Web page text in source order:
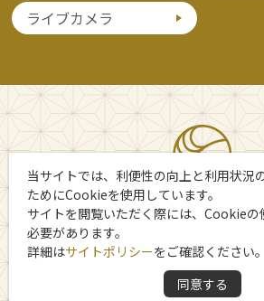
ライブカメラ
Copyright 日光市観光協
当サイトでは、利便性の向上と利用状況
ためにCookieを使用しています。
サイトを閲覧いただく際には、Cookieの
必要があります。
詳細はサイトポリシーをご確認ください。
同意する